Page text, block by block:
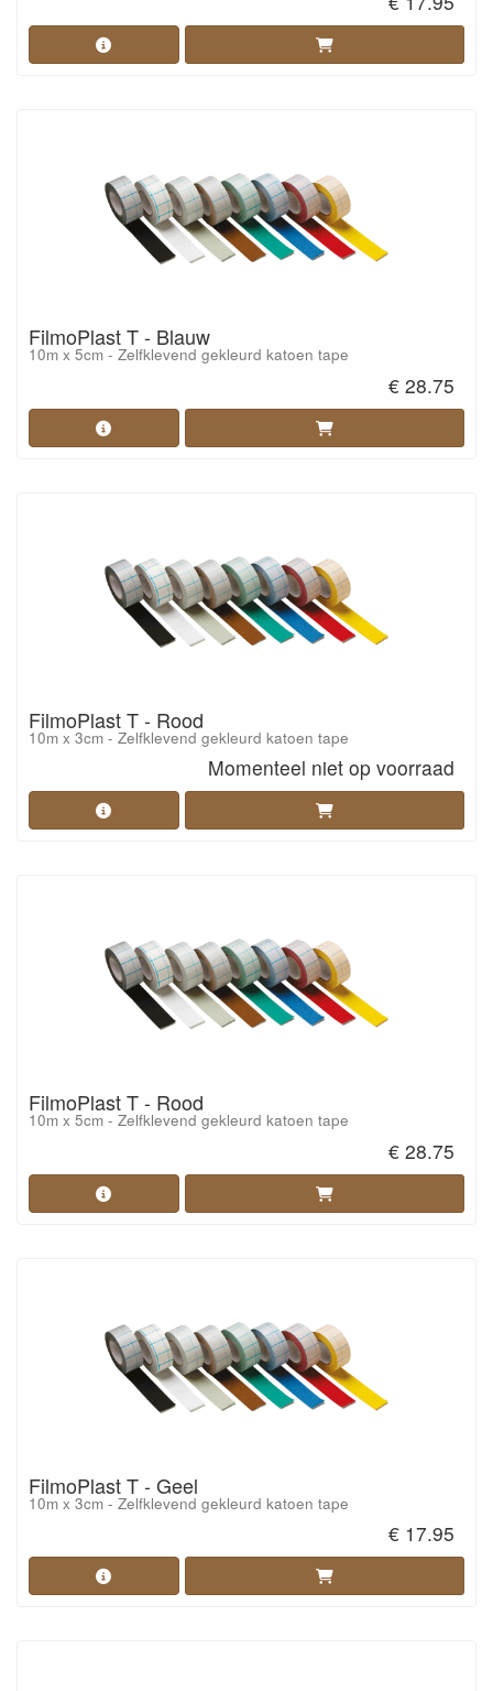
FilmoPlast T - Blauw
10m x 5cm - Zelfklevend gekleurd katoen tape
€ 28.75
FilmoPlast T - Rood
10m x 3cm - Zelfklevend gekleurd katoen tape
Momenteel niet op voorraad
FilmoPlast T - Rood
10m x 5cm - Zelfklevend gekleurd katoen tape
€ 28.75
FilmoPlast T - Geel
10m x 3cm - Zelfklevend gekleurd katoen tape
€ 17.95